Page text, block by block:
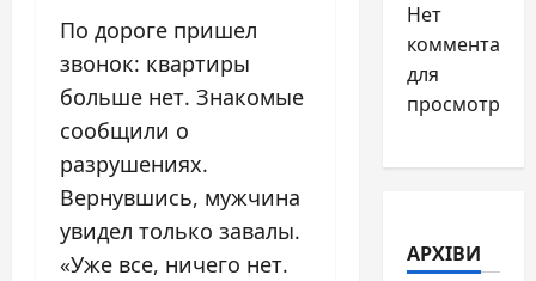
По дороге пришел
звонок: квартиры
больше нет. Знакомые
сообщили о
разрушениях.
Вернувшись, мужчина
увидел только завалы.
«Уже все, ничего нет.
Нет
для
просмотра.
АРХІВИ